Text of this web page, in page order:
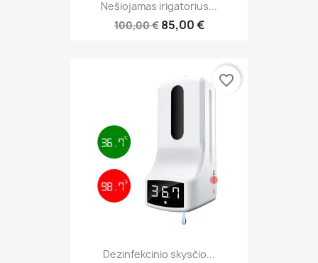
Nešiojamas irigatorius...
100,00 € 85,00 €
Dezinfekcinio skysčio...
favorite_border